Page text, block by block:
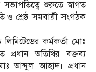
সভাপতিত্বে শুরুতে স্বাগত
ও শ্রেষ্ঠ সমবায়ী সংগঠক
কর্মকর্তা মোঃ
অতিথির বক্তব্য
আব্দুল আহাদ। প্রধান